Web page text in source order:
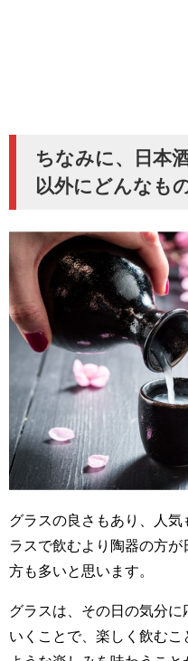
ちなみに、日本
以外にどんなも
グラスの良さもあり、人
ラスで飲むより陶器の方が
方も多いと思います。
グラスは、その日の気分
いくことで、楽しく飲む